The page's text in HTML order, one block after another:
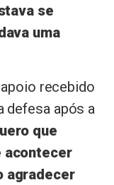
se
uma
recebido
defesa após a
que
acontecer
agradecer